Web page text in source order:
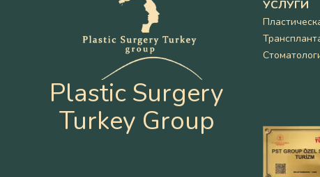
Plastic Surgery
Turkey Group
УСЛУГИ